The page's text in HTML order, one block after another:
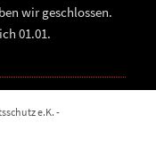
wir geschlossen.
01.01.
e.K. -